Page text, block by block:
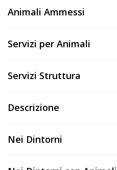
A
CHIEDI
CODICE
SCONTO
Tutorial
Animali Ammessi
Servizi per Animali
Servizi Struttura
Descrizione
Nei Dintorni